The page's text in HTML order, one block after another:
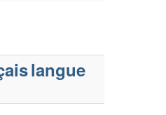
langue